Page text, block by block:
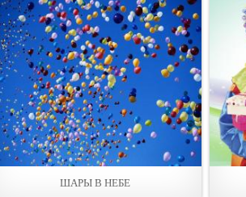
ШАРЫ В НЕБЕ